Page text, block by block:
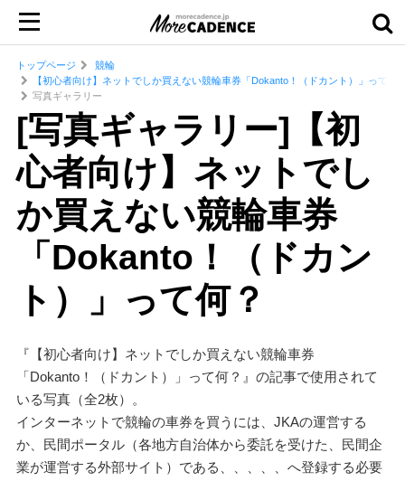
トップページ
競輪
【初心者向け】ネットでしか買えない競輪車券「Dokanto！（ドカント）」って何
写真ギャラリー
[写真ギャラリー]【初
心者向け】ネットでし
か買えない競輪車券
「Dokanto！（ドカン
ト）」って何？
『【初心者向け】ネットでしか買えない競輪車券
「Dokanto！（ドカント）」って何？』の記事で使用されて
いる写真（全2枚）。
インターネットで競輪の車券を買うには、JKAの運営する
か、民間ポータル（各地方自治体から委託を受けた、民間企
業が運営する外部サイト）である、、、、、へ登録する必要